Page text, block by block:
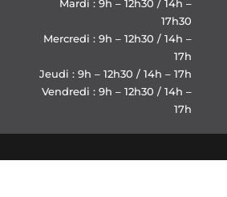
Mardi : 9h – 12h30 / 14h –
17h30
Mercredi : 9h – 12h30 / 14h –
17h
Jeudi : 9h – 12h30 / 14h – 17h
Vendredi : 9h – 12h30 / 14h –
17h